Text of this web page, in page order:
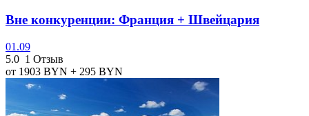
Вне конкуренции: Франция + Швейцария
01.09
5.0 1 Отзыв
от 1903 BYN + 295 BYN